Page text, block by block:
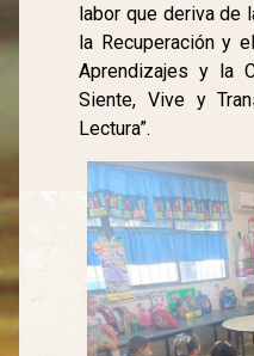
labor que deriva de
la Recuperación y
Aprendizajes y la
Siente, Vive y
Lectura”.